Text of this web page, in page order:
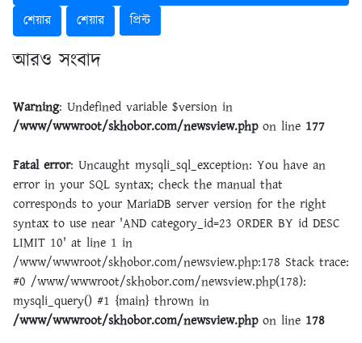
শেয়ার
শেয়ার প্রিন্ট
আরও সংবাদ
Warning: Undefined variable $version in
/www/wwwroot/skhobor.com/newsview.phpon line 177
Fatal error: Uncaught mysqli_sql_exception: You have an
error in your SQL syntax; check the manual that
corresponds to your MariaDB server version for the right
syntax to use near 'AND category_id=23 ORDER BY id DESC
LIMIT 10' at line 1 in
/www/wwwroot/skhobor.com/newsview.php:178 Stack trace:
#0 /www/wwwroot/skhobor.com/newsview.php(178):
mysqli_query() #1 {main} thrown in
/www/wwwroot/skhobor.com/newsview.phpon line 178